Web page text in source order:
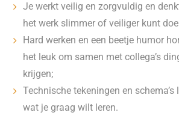
Je werkt veilig en zorgvuldig en
het werk slimmer of veiliger kunt
Hard werken en een beetje humor
het leuk om samen met collega’s
krijgen;
Technische tekeningen en schema’s
wat je graag wilt leren.